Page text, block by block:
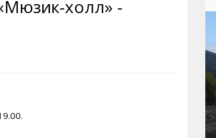
Кинохроника Магадана
УМВД
холл» -